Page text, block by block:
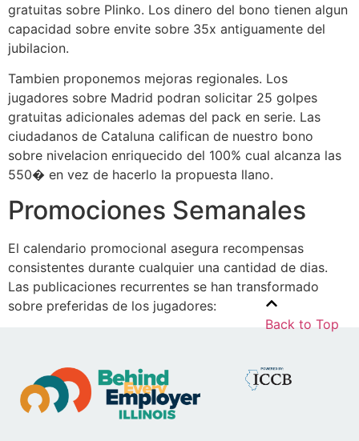
gratuitas sobre Plinko. Los dinero del bono tienen algun
capacidad sobre envite sobre 35x antiguamente del
jubilacion.
Tambien proponemos mejoras regionales. Los
jugadores sobre Madrid podran solicitar 25 golpes
gratuitas adicionales ademas del pack en serie. Las
ciudadanos de Cataluna califican de nuestro bono
sobre nivelacion enriquecido del 100% cual alcanza las
550� en vez de hacerlo la propuesta llano.
Promociones Semanales
El calendario promocional asegura recompensas
consistentes durante cualquier una cantidad de dias.
Las publicaciones recurrentes se han transformado
sobre preferidas de los jugadores:
Back to Top